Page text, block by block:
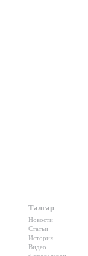
Талгар
Новости
Статьи
История
Видео